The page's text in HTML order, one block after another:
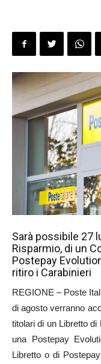
Sarà possibile 27
Risparmio, di un
Postepay
ritiro i Carabinieri
REGIONE – Poste
di agosto verranno
titolari di un Libretto
una Postepay
Libretto o di